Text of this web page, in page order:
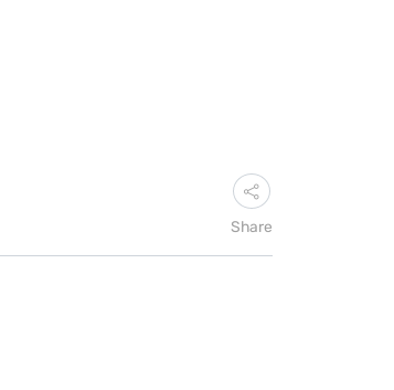
Share